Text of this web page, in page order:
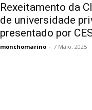
Rexeitamento da
de universidade
presentado por
monchomarino - 7 Maio, 2025